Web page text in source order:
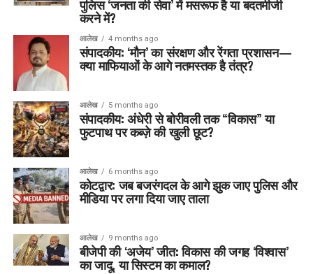
पुलिस ‘जनता की सेवा’ में मसरूफ है या बदतमीजी
करने में?
आलेख 4 months ago
संपादकीय: ‘मौन’ का संरक्षण और रेंगता प्रशासन—
क्या माफियाओं के आगे नतमस्तक है तंत्र?
आलेख 5 months ago
संपादकीय: अंधेरी से बोरीवली तक “विकास” या
फुटपाथ पर कब्ज़े की खुली छूट?
आलेख 6 months ago
कोटद्वार: जब बजरंगदल के आगे झुक जाए पुलिस और
मीडिया पर लगा दिया जाए ताला
आलेख 9 months ago
बीजेपी की ‘अजेय’ जीत: विकास की जगह ‘विश्वास’
का जादू, या सिस्टम का कमाल?